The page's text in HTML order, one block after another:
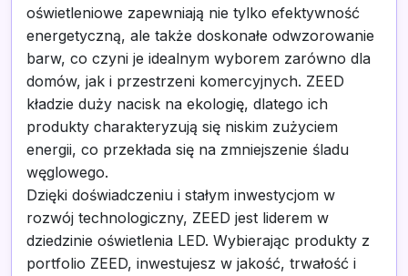
oświetleniowe zapewniają nie tylko efektywność
energetyczną, ale także doskonałe odwzorowanie
barw, co czyni je idealnym wyborem zarówno dla
domów, jak i przestrzeni komercyjnych. ZEED
kładzie duży nacisk na ekologię, dlatego ich
produkty charakteryzują się niskim zużyciem
energii, co przekłada się na zmniejszenie śladu
węglowego.
Dzięki doświadczeniu i stałym inwestycjom w
rozwój technologiczny, ZEED jest liderem w
dziedzinie oświetlenia LED. Wybierając produkty z
portfolio ZEED, inwestujesz w jakość, trwałość i